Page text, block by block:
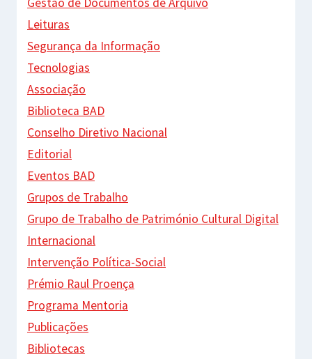
Leituras
Segurança da Informação
Tecnologias
Associação
Biblioteca BAD
Conselho Diretivo Nacional
Editorial
Eventos BAD
Grupos de Trabalho
Grupo de Trabalho de Património Cultural Digital
Internacional
Intervenção Política-Social
Prémio Raul Proença
Programa Mentoria
Publicações
Bibliotecas